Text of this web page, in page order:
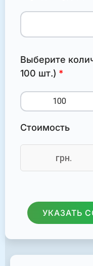
Выберите
100 шт.)
Стоимость
грн.
УКАЗАТЬ